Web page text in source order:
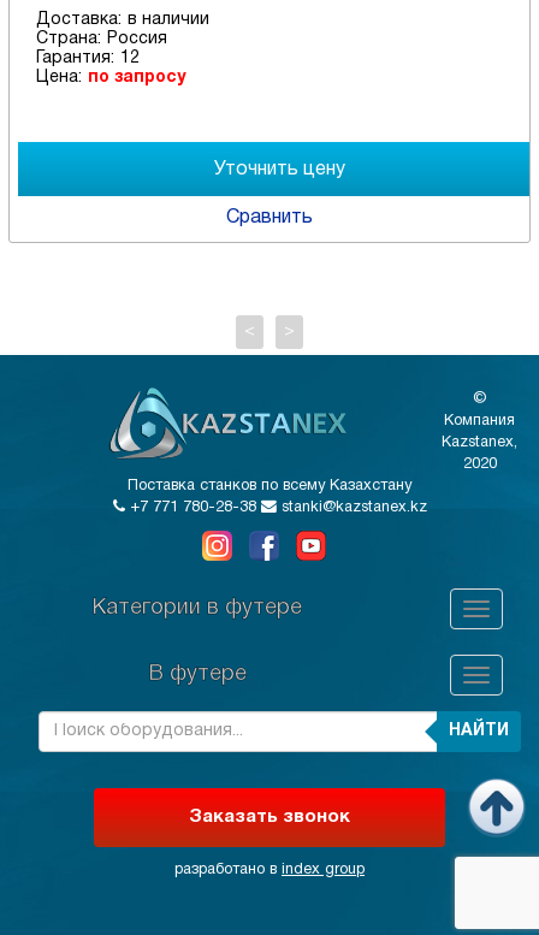
Доставка:
в наличии
Страна:
Россия
Гарантия:
12
Цена:
по запросу
Сравнить
< >
©
Компания
Kazstanex,
2020
Поставка станков по всему Казахстану
+7 771 780-28-38
stanki@kazstanex.kz
Категории в футере
В футере
НАЙТИ
Заказать звонок
разработано в index group